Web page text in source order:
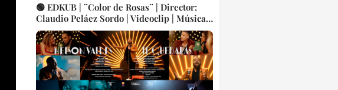
🟢 EDKUB | ¨Color de Rosas¨ | Director:
Claudio Peláez Sordo | Videoclip | Música
Popular Bailable Cubana | Artistas
Cubanos | Canción | CUBA